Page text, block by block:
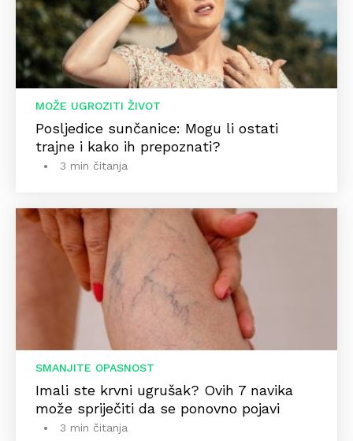
MOŽE UGROZITI ŽIVOT
Posljedice sunčanice: Mogu li ostati
trajne i kako ih prepoznati?
3 min čitanja
SMANJITE OPASNOST
Imali ste krvni ugrušak? Ovih 7 navika
može spriječiti da se ponovno pojavi
3 min čitanja